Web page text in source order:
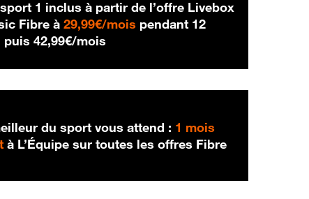
1 inclus à partir de l’offre Livebox
Fibre à29,99€/mois 29,99 € par mois
pendant 12
puis42,99€/mois
du sport vous attend : 1 mois
à L’Équipe sur toutes les offres Fibre